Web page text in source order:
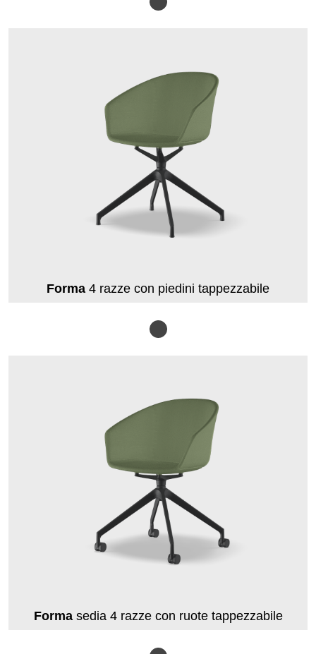
Forma 4 razze con piedini tappezzabile
Formasedia 4 razze con ruote tappezzabile